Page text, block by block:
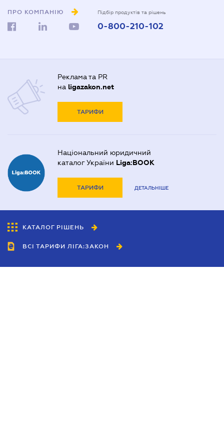
ПРО КОМПАНІЮ Підбір продуктів та рішень
0-800-210-102
Реклама та PR
на ligazakon.net
ТАРИФИ
Національний юридичний
каталог України Liga:BOOK
ТАРИФИ ДЕТАЛЬНІШЕ
КАТАЛОГ РІШЕНЬ
ВСІ ТАРИФИ ЛІГА:ЗАКОН